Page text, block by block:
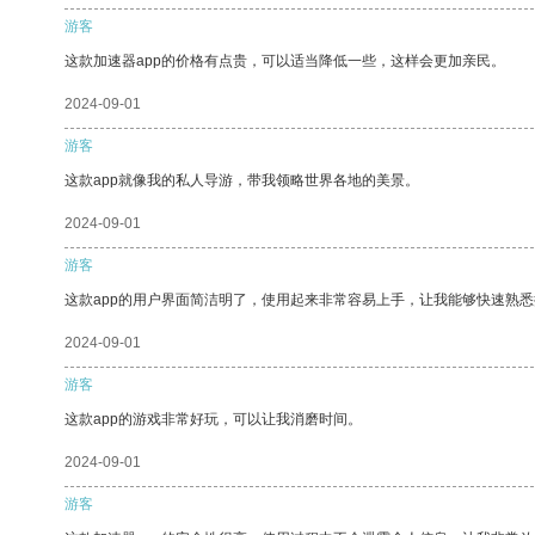
游客
这款加速器app的价格有点贵，可以适当降低一些，这样会更加亲民。
2024-09-01
游客
这款app就像我的私人导游，带我领略世界各地的美景。
2024-09-01
游客
这款app的用户界面简洁明了，使用起来非常容易上手，让我能够快速熟
2024-09-01
游客
这款app的游戏非常好玩，可以让我消磨时间。
2024-09-01
游客